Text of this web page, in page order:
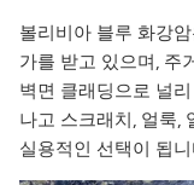
볼리비아 블루 화강
가를 받고 있으며, 주
벽면 클래딩으로 널
나고 스크래치, 얼룩,
실용적인 선택이 됩니